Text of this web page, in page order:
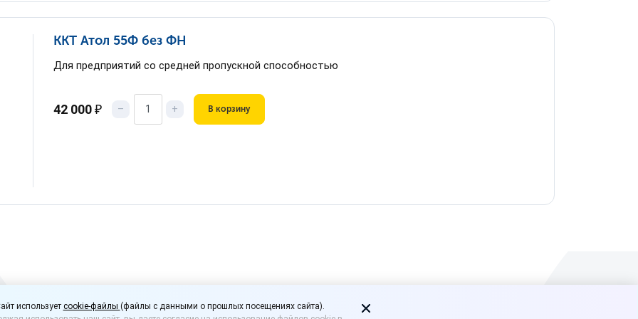
ККТ Атол 55Ф без ФН
Для предприятий со средней пропускной способностью
42 000₽ – + В корзину
использует cookie-файлы (файлы с данными о прошлых посещениях сайта).